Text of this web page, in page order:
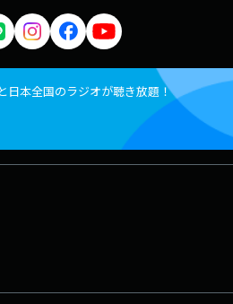
日本全国のラジオが聴き放題！